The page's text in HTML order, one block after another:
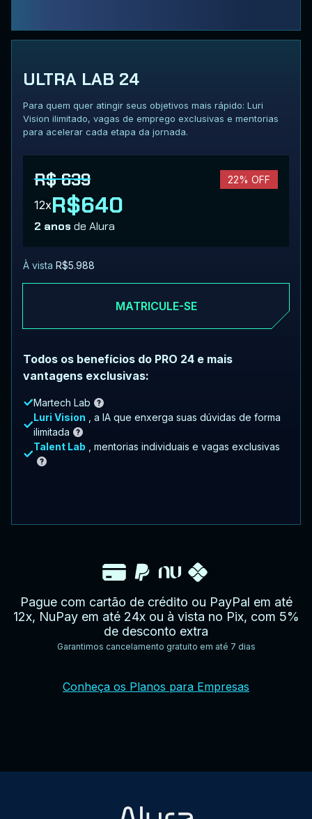
ULTRA LAB 24
Para quem quer atingir seus objetivos mais rápido: Luri
Vision ilimitado, vagas de emprego exclusivas e mentorias
para acelerar cada etapa da jornada.
R$ 639 22% OFF
12xR$640
2 anosde Alura
À vista R$5.988
MATRICULE-SE
Todos os benefícios do PRO 24 e mais
vantagens exclusivas:
Martech Lab
Luri Vision
, a IA que enxerga suas dúvidas de forma
ilimitada
Talent Lab
, mentorias individuais e vagas exclusivas
Pague com cartão de crédito ou PayPal em até
12x, NuPay em até 24x ou à vista no Pix, com 5%
de desconto extra
Garantimos cancelamento gratuito em até 7 dias
Conheça os Planos para Empresas
Play